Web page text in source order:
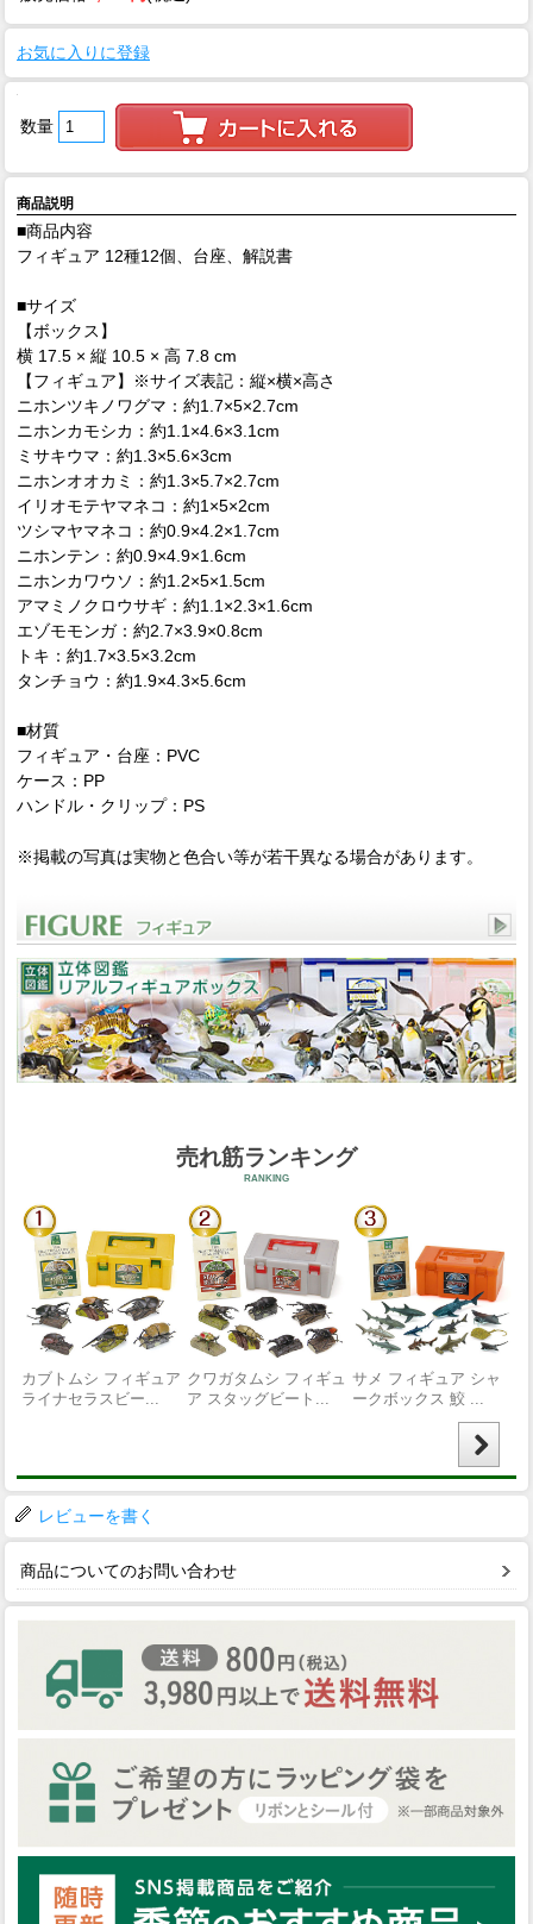
お気に入りに登録
数量
商品説明
■商品内容
フィギュア 12種12個、台座、解説書
■サイズ
【ボックス】
横 17.5 × 縦 10.5 × 高 7.8 cm
【フィギュア】※サイズ表記：縦×横×高さ
ニホンツキノワグマ：約1.7×5×2.7cm
ニホンカモシカ：約1.1×4.6×3.1cm
ミサキウマ：約1.3×5.6×3cm
ニホンオオカミ：約1.3×5.7×2.7cm
イリオモテヤマネコ：約1×5×2cm
ツシマヤマネコ：約0.9×4.2×1.7cm
ニホンテン：約0.9×4.9×1.6cm
ニホンカワウソ：約1.2×5×1.5cm
アマミノクロウサギ：約1.1×2.3×1.6cm
エゾモモンガ：約2.7×3.9×0.8cm
トキ：約1.7×3.5×3.2cm
タンチョウ：約1.9×4.3×5.6cm
■材質
フィギュア・台座：PVC
ケース：PP
ハンドル・クリップ：PS
※掲載の写真は実物と色合い等が若干異なる場合があります。
レビューを書く
商品についてのお問い合わせ